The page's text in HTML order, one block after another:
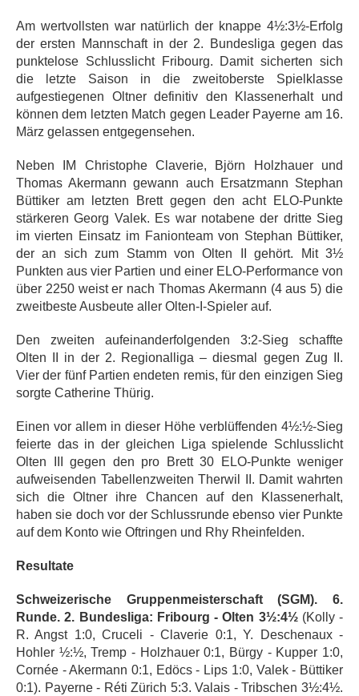
Am wertvollsten war natürlich der knappe 4½:3½-Erfolg
der ersten Mannschaft in der 2. Bundesliga gegen das
punktelose Schlusslicht Fribourg. Damit sicherten sich
die letzte Saison in die zweitoberste Spielklasse
aufgestiegenen Oltner definitiv den Klassenerhalt und
können dem letzten Match gegen Leader Payerne am 16.
März gelassen entgegensehen.
Neben IM Christophe Claverie, Björn Holzhauer und
Thomas Akermann gewann auch Ersatzmann Stephan
Büttiker am letzten Brett gegen den acht ELO-Punkte
stärkeren Georg Valek. Es war notabene der dritte Sieg
im vierten Einsatz im Fanionteam von Stephan Büttiker,
der an sich zum Stamm von Olten II gehört. Mit 3½
Punkten aus vier Partien und einer ELO-Performance von
über 2250 weist er nach Thomas Akermann (4 aus 5) die
zweitbeste Ausbeute aller Olten-I-Spieler auf.
Den zweiten aufeinanderfolgenden 3:2-Sieg schaffte
Olten II in der 2. Regionalliga – diesmal gegen Zug II.
Vier der fünf Partien endeten remis, für den einzigen Sieg
sorgte Catherine Thürig.
Einen vor allem in dieser Höhe verblüffenden 4½:½-Sieg
feierte das in der gleichen Liga spielende Schlusslicht
Olten III gegen den pro Brett 30 ELO-Punkte weniger
aufweisenden Tabellenzweiten Therwil II. Damit wahrten
sich die Oltner ihre Chancen auf den Klassenerhalt,
haben sie doch vor der Schlussrunde ebenso vier Punkte
auf dem Konto wie Oftringen und Rhy Rheinfelden.
Resultate
Schweizerische Gruppenmeisterschaft (SGM). 6.
Runde. 2. Bundesliga: Fribourg - Olten 3½:4½(Kolly -
R. Angst 1:0, Cruceli - Claverie 0:1, Y. Deschenaux -
Hohler ½:½, Tremp - Holzhauer 0:1, Bürgy - Kupper 1:0,
Cornée - Akermann 0:1, Edöcs - Lips 1:0, Valek - Büttiker
0:1). Payerne - Réti Zürich 5:3. Valais - Tribschen 3½:4½.